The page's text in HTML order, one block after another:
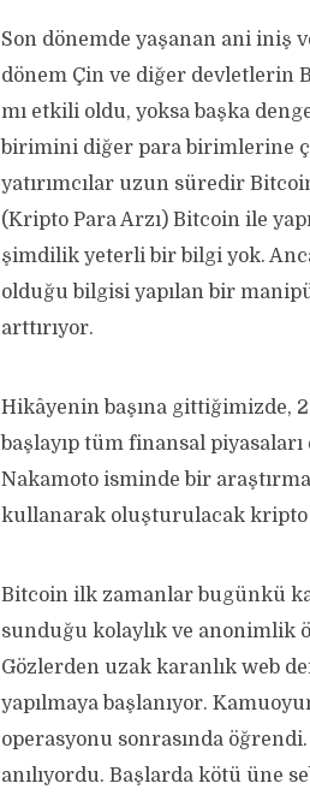
Son dönemde yaşanan ani iniş
dönem Çin ve diğer devletlerin
mı etkili oldu, yoksa başka
birimini diğer para birimlerine
yatırımcılar uzun süredir
(Kripto Para Arzı) Bitcoin ile
şimdilik yeterli bir bilgi yok.
olduğu bilgisi yapılan bir
arttırıyor.
Hikâyenin başına gittiğimizde,
başlayıp tüm finansal
Nakamoto isminde bir
kullanarak oluşturulacak kripto
Bitcoin ilk zamanlar bugünkü
sunduğu kolaylık ve anonimlik
Gözlerden uzak karanlık web
yapılmaya başlanıyor.
operasyonu sonrasında
anılıyordu. Başlarda kötü üne